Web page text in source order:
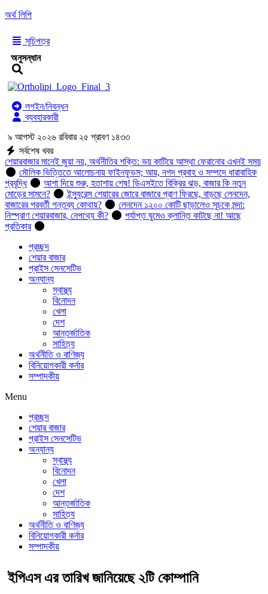
অর্থ লিপি
সূচিপত্র
অনুসন্ধান
লগইন/নিবন্ধন
ব্যবহারকারী
৯ আগস্ট ২০২৬ রবিবার ২৫ শ্রাবণ ১৪৩৩
সর্বশেষ খবর
শেয়ারবাজার মানেই জুয়া নয়, অর্থনীতির শক্তি: ভয় কাটিয়ে আস্থা ফেরানোর এখনই সময়
মৌলিক ভিত্তিতে আলোচনায় ফাইনফুডস; আয়, নগদ প্রবাহ ও সম্পদে ধারাবাহিক
প্রবৃদ্ধি
আশা দিয়ে শুরু, হতাশায় শেষ! ডিএসইতে বিক্রির ঝড়, বাজার কি নতুন
মোড়ের সামনে?
ইন্স্যুরেন্স শেয়ারের জোরে বাজারে প্রাণ ফিরছে, বাড়ছে লেনদেন,
বাজারের পরবর্তী গন্তব্য কোথায়?
লেনদেন ১২০০ কোটি ছাড়ালেও সূচকে মন্দা:
নিস্প্রাণ শেয়ারবাজার, নেপথ্যে কী?
পর্যাপ্ত ঘুমেও ক্লান্তি কাটছে না! আছে
প্রতিকার
প্রচ্ছদ
শেয়ার বাজার
প্রাইস সেনসেটিভ
অন্যান্য
স্বাস্থ্য
বিনোদন
খেলা
দেশ
আন্তর্জাতিক
সাহিত্য
অর্থনীতি ও বাণিজ্য
বিনিয়োগকারী কর্নার
সম্পাদকীয়
Menu
প্রচ্ছদ
শেয়ার বাজার
প্রাইস সেনসেটিভ
অন্যান্য
স্বাস্থ্য
বিনোদন
খেলা
দেশ
আন্তর্জাতিক
সাহিত্য
অর্থনীতি ও বাণিজ্য
বিনিয়োগকারী কর্নার
সম্পাদকীয়
ইপিএস এর তারিখ জানিয়েছে ২টি কোম্পানি